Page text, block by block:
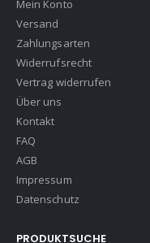
Mein Konto
Versand
Zahlungsarten
Widerrufsrecht
Vertrag widerrufen
Über uns
Kontakt
FAQ
AGB
Impressum
Datenschutz
PRODUKTSUCHE